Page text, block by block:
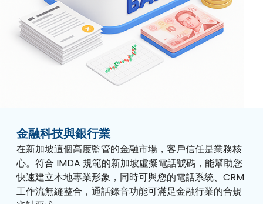
金融科技與銀行業
在新加坡這個高度監管的金融市場，客戶信任是業務核
心。符合 IMDA 規範的新加坡虛擬電話號碼，能幫助您
快速建立本地專業形象，同時可與您的電話系統、CRM
工作流無縫整合，通話錄音功能可滿足金融行業的合規